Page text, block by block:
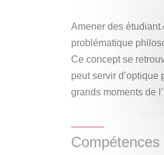
peut nous armer
cette manière, l’idée
sa diversité
appliqué aux
Amener des
problématique
Ce concept se
peut servir d’optique
grands moments de
Compétences